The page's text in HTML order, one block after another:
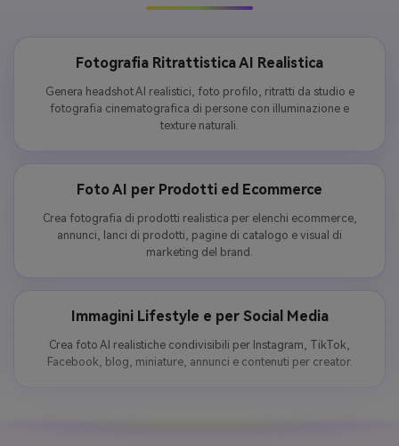
Fotografia Ritrattistica AI Realistica
Genera headshot AI realistici, foto profilo, ritratti da studio e
fotografia cinematografica di persone con illuminazione e
texture naturali.
Foto AI per Prodotti ed Ecommerce
Crea fotografia di prodotti realistica per elenchi ecommerce,
annunci, lanci di prodotti, pagine di catalogo e visual di
marketing del brand.
Immagini Lifestyle e per Social Media
Crea foto AI realistiche condivisibili per Instagram, TikTok,
Facebook, blog, miniature, annunci e contenuti per creator.